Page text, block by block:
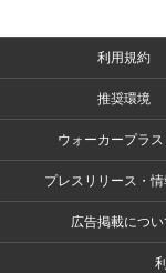
利用規約
推奨環境
ウォーカープラス
プレスリリース・
広告掲載につい